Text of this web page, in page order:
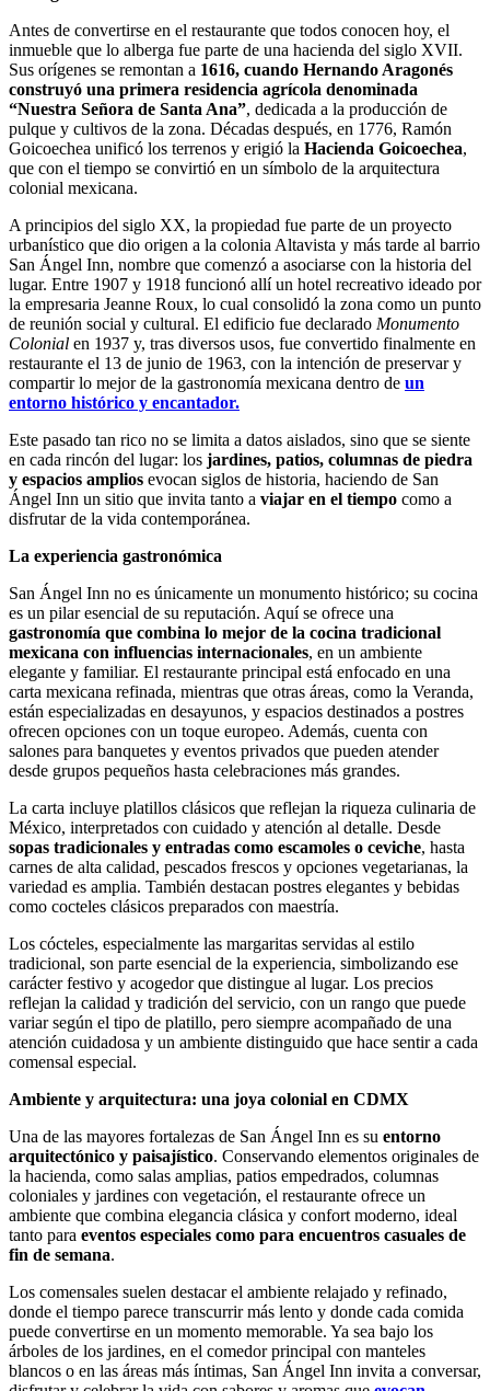
Antes de convertirse en el restaurante que todos conocen hoy, el
inmueble que lo alberga fue parte de una hacienda del siglo XVII.
Sus orígenes se remontan a 1616, cuando Hernando Aragonés
construyó una primera residencia agrícola denominada
“Nuestra Señora de Santa Ana”, dedicada a la producción de
pulque y cultivos de la zona. Décadas después, en 1776, Ramón
Goicoechea unificó los terrenos y erigió la Hacienda Goicoechea,
que con el tiempo se convirtió en un símbolo de la arquitectura
colonial mexicana.
A principios del siglo XX, la propiedad fue parte de un proyecto
urbanístico que dio origen a la colonia Altavista y más tarde al barrio
San Ángel Inn, nombre que comenzó a asociarse con la historia del
lugar. Entre 1907 y 1918 funcionó allí un hotel recreativo ideado por
la empresaria Jeanne Roux, lo cual consolidó la zona como un punto
de reunión social y cultural. El edificio fue declarado Monumento
Colonial en 1937 y, tras diversos usos, fue convertido finalmente en
restaurante el 13 de junio de 1963, con la intención de preservar y
compartir lo mejor de la gastronomía mexicana dentro de un
entorno histórico y encantador.
Este pasado tan rico no se limita a datos aislados, sino que se siente
en cada rincón del lugar: los jardines, patios, columnas de piedra
y espacios amplios evocan siglos de historia, haciendo de San
Ángel Inn un sitio que invita tanto a viajar en el tiempo como a
disfrutar de la vida contemporánea.
La experiencia gastronómica
San Ángel Inn no es únicamente un monumento histórico; su cocina
es un pilar esencial de su reputación. Aquí se ofrece una
gastronomía que combina lo mejor de la cocina tradicional
mexicana con influencias internacionales, en un ambiente
elegante y familiar. El restaurante principal está enfocado en una
carta mexicana refinada, mientras que otras áreas, como la Veranda,
están especializadas en desayunos, y espacios destinados a postres
ofrecen opciones con un toque europeo. Además, cuenta con
salones para banquetes y eventos privados que pueden atender
desde grupos pequeños hasta celebraciones más grandes.
La carta incluye platillos clásicos que reflejan la riqueza culinaria de
México, interpretados con cuidado y atención al detalle. Desde
sopas tradicionales y entradas como escamoles o ceviche, hasta
carnes de alta calidad, pescados frescos y opciones vegetarianas, la
variedad es amplia. También destacan postres elegantes y bebidas
como cocteles clásicos preparados con maestría.
Los cócteles, especialmente las margaritas servidas al estilo
tradicional, son parte esencial de la experiencia, simbolizando ese
carácter festivo y acogedor que distingue al lugar. Los precios
reflejan la calidad y tradición del servicio, con un rango que puede
variar según el tipo de platillo, pero siempre acompañado de una
atención cuidadosa y un ambiente distinguido que hace sentir a cada
comensal especial.
Ambiente y arquitectura: una joya colonial en CDMX
Una de las mayores fortalezas de San Ángel Inn es su entorno
arquitectónico y paisajístico. Conservando elementos originales de
la hacienda, como salas amplias, patios empedrados, columnas
coloniales y jardines con vegetación, el restaurante ofrece un
ambiente que combina elegancia clásica y confort moderno, ideal
tanto para eventos especiales como para encuentros casuales de
fin de semana.
Los comensales suelen destacar el ambiente relajado y refinado,
donde el tiempo parece transcurrir más lento y donde cada comida
puede convertirse en un momento memorable. Ya sea bajo los
árboles de los jardines, en el comedor principal con manteles
blancos o en las áreas más íntimas, San Ángel Inn invita a conversar,